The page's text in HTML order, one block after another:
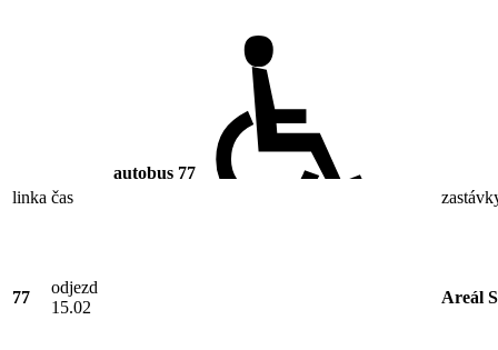
autobus 77
linka čas
77
odjezd
15.02
Areál